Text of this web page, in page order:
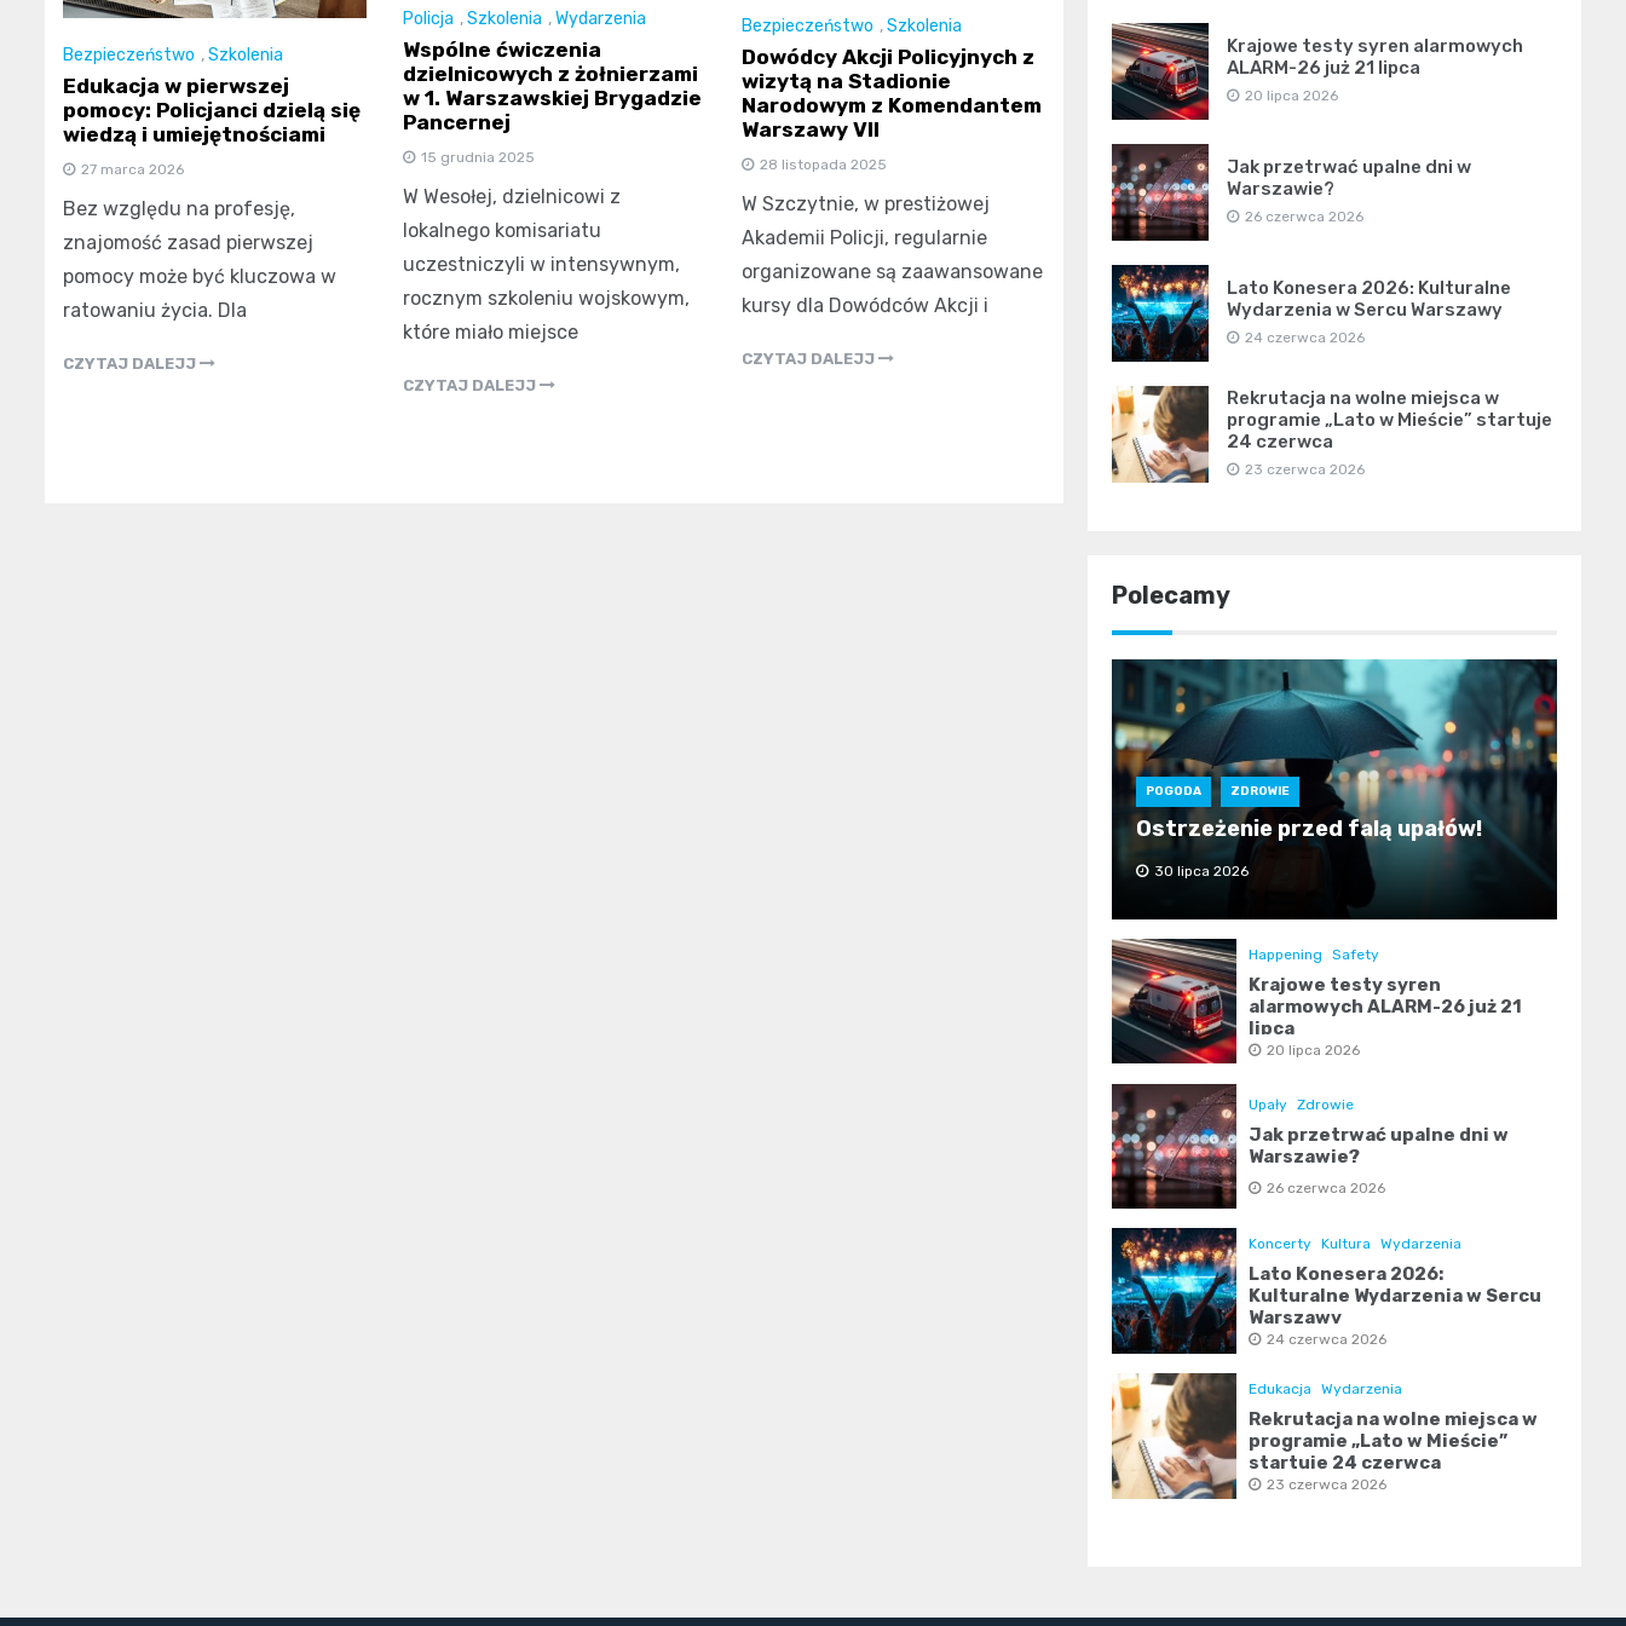
Bezpieczeństwo ,Szkolenia
Edukacja w pierwszej
pomocy: Policjanci dzielą się
wiedzą i umiejętnościami
27 marca 2026
Bez względu na profesję,
znajomość zasad pierwszej
pomocy może być kluczowa w
ratowaniu życia. Dla
CZYTAJ DALEJJ
Policja ,Szkolenia ,Wydarzenia
Wspólne ćwiczenia
dzielnicowych z żołnierzami
w 1. Warszawskiej Brygadzie
Pancernej
15 grudnia 2025
W Wesołej, dzielnicowi z
lokalnego komisariatu
uczestniczyli w intensywnym,
rocznym szkoleniu wojskowym,
które miało miejsce
CZYTAJ DALEJJ
Bezpieczeństwo ,Szkolenia
Dowódcy Akcji Policyjnych z
wizytą na Stadionie
Narodowym z Komendantem
Warszawy VII
28 listopada 2025
W Szczytnie, w prestiżowej
Akademii Policji, regularnie
organizowane są zaawansowane
kursy dla Dowódców Akcji i
CZYTAJ DALEJJ
Krajowe testy syren alarmowych
ALARM-26 już 21 lipca
20 lipca 2026
Jak przetrwać upalne dni w
Warszawie?
26 czerwca 2026
Lato Konesera 2026: Kulturalne
Wydarzenia w Sercu Warszawy
24 czerwca 2026
Rekrutacja na wolne miejsca w
programie „Lato w Mieście” startuje
24 czerwca
23 czerwca 2026
Polecamy
POGODA ZDROWIE
Ostrzeżenie przed falą upałów!
30 lipca 2026
Happening Safety
Krajowe testy syren
alarmowych ALARM-26 już 21
lipca
20 lipca 2026
Upały Zdrowie
Jak przetrwać upalne dni w
Warszawie?
26 czerwca 2026
Koncerty Kultura Wydarzenia
Lato Konesera 2026:
Kulturalne Wydarzenia w Sercu
Warszawy
24 czerwca 2026
Edukacja Wydarzenia
Rekrutacja na wolne miejsca w
programie „Lato w Mieście”
startuje 24 czerwca
23 czerwca 2026